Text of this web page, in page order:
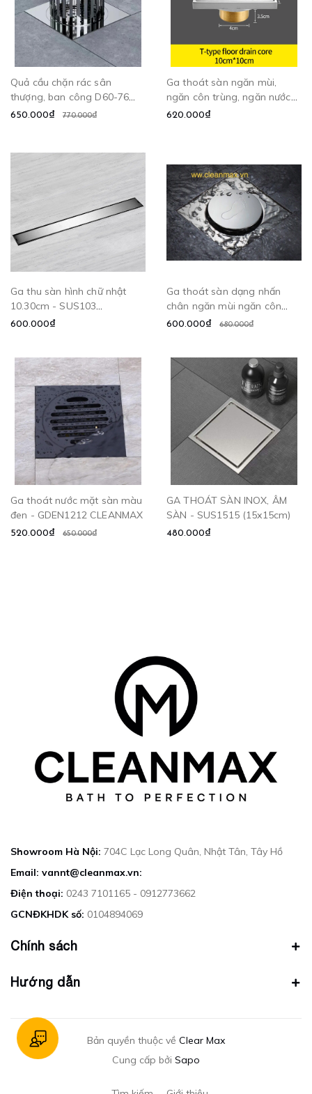
Quả cầu chặn rác sân
thượng, ban công D60-76
CLEANMAX
650.000₫ 770.000₫
Ga thoát sàn ngăn mùi,
ngăn côn trùng, ngăn nước
trào ngược - DL8599
620.000₫
Ga thu sàn hình chữ nhật
10.30cm - SUS103
CLEANMAX
600.000₫
Ga thoát sàn dạng nhấn
chân ngăn mùi ngăn côn
trùng - GDN10 CLEANMAX
600.000₫ 680.000₫
Ga thoát nước mặt sàn màu
đen - GDEN1212 CLEANMAX
520.000₫ 650.000₫
GA THOÁT SÀN INOX, ÂM
SÀN - SUS1515 (15x15cm)
480.000₫
Showroom Hà Nội: 704C Lạc Long Quân, Nhật Tân, Tây Hồ
Email: vannt@cleanmax.vn:
Điện thoại: 0243 7101165 - 0912773662
GCNĐKHDK số: 0104894069
Chính sách
Hướng dẫn
Bản quyền thuộc về Clear Max
Cung cấp bởi Sapo